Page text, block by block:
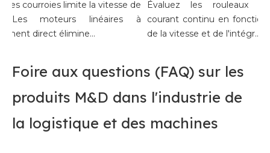
des courroies limite la vitesse de
moteurs linéaires à
direct élimine...
Évaluez les rouleaux
courant continu en fonction
de la vitesse et de l'intégr...
Foire aux questions (FAQ) sur les
produits M&D dans l'industrie de
la logistique et des machines